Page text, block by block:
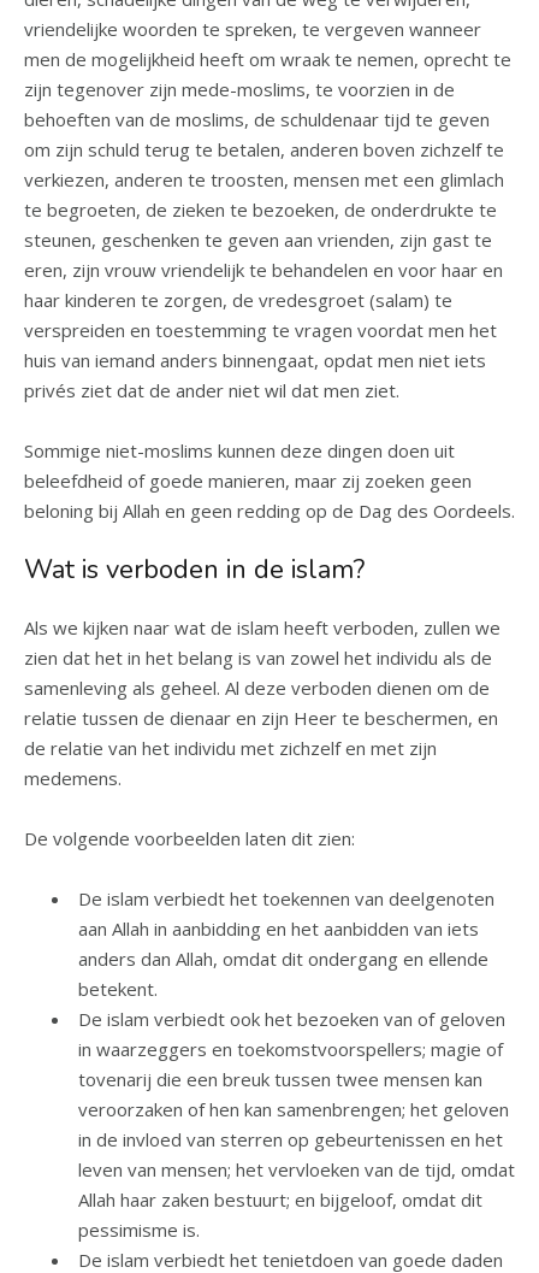
vriendelijke woorden te spreken, te vergeven wanneer
men de mogelijkheid heeft om wraak te nemen, oprecht te
zijn tegenover zijn mede-moslims, te voorzien in de
behoeften van de moslims, de schuldenaar tijd te geven
om zijn schuld terug te betalen, anderen boven zichzelf te
verkiezen, anderen te troosten, mensen met een glimlach
te begroeten, de zieken te bezoeken, de onderdrukte te
steunen, geschenken te geven aan vrienden, zijn gast te
eren, zijn vrouw vriendelijk te behandelen en voor haar en
haar kinderen te zorgen, de vredesgroet (salam) te
verspreiden en toestemming te vragen voordat men het
huis van iemand anders binnengaat, opdat men niet iets
privés ziet dat de ander niet wil dat men ziet.
Sommige niet-moslims kunnen deze dingen doen uit
beleefdheid of goede manieren, maar zij zoeken geen
beloning bij Allah en geen redding op de Dag des Oordeels.
Wat is verboden in de islam?
Als we kijken naar wat de islam heeft verboden, zullen we
zien dat het in het belang is van zowel het individu als de
samenleving als geheel. Al deze verboden dienen om de
relatie tussen de dienaar en zijn Heer te beschermen, en
de relatie van het individu met zichzelf en met zijn
medemens.
De volgende voorbeelden laten dit zien:
De islam verbiedt het toekennen van deelgenoten
aan Allah in aanbidding en het aanbidden van iets
anders dan Allah, omdat dit ondergang en ellende
betekent.
De islam verbiedt ook het bezoeken van of geloven
in waarzeggers en toekomstvoorspellers; magie of
tovenarij die een breuk tussen twee mensen kan
veroorzaken of hen kan samenbrengen; het geloven
in de invloed van sterren op gebeurtenissen en het
leven van mensen; het vervloeken van de tijd, omdat
Allah haar zaken bestuurt; en bijgeloof, omdat dit
pessimisme is.
De islam verbiedt het tenietdoen van goede daden